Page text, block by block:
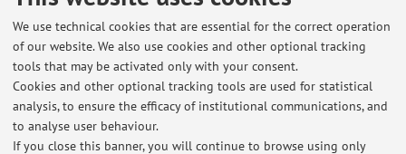
We use technical cookies that are essential for the correct operation
of our website. We also use cookies and other optional tracking
tools that may be activated only with your consent.
Cookies and other optional tracking tools are used for statistical
analysis, to ensure the efficacy of institutional communications, and
to analyse user behaviour.
If you close this banner, you will continue to browse using only
Emanuele Regi, Review of:Laura A. Ogden, Perdita e
meraviglia alla fine del mondo, «ANTROPOLOGIA E TEATRO»,
2023, 15, pp. N/A - N/A [Review]
1